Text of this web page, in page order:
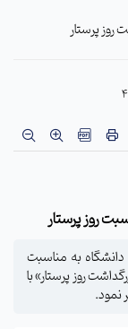
روز پرستار
روز پرستار
به مناسبت
روز پرستار» با
نمود.